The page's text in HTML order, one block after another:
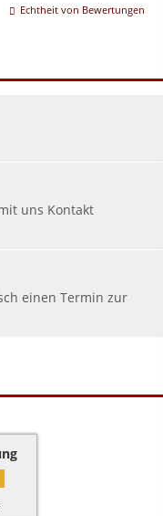
Echtheit von Bewertungen
uns Kontakt
einen Termin zur